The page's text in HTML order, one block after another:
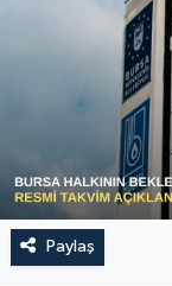
Paylaş
Siyaset
Türkiye
Video